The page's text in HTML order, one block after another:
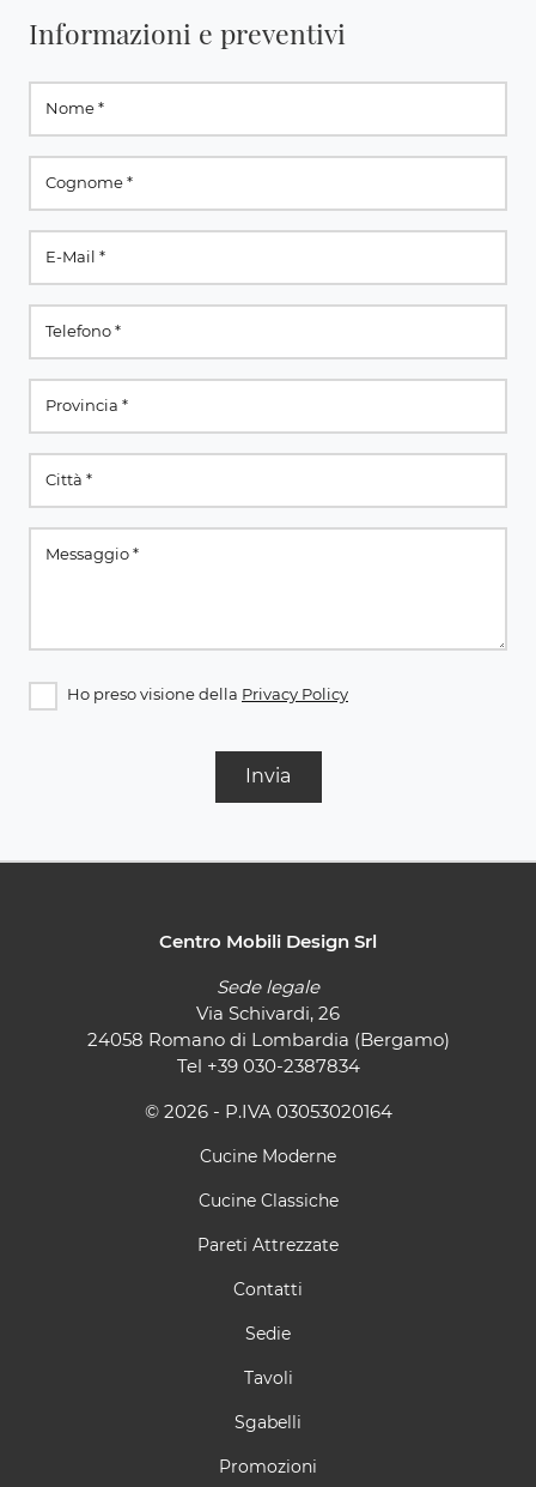
Informazioni e preventivi
Ho preso visione della Privacy Policy
Invia
Centro Mobili Design Srl
Sede legale
Via Schivardi, 26
24058 Romano di Lombardia (Bergamo)
Tel +39 030-2387834
© 2026 - P.IVA 03053020164
Cucine Moderne
Cucine Classiche
Pareti Attrezzate
Contatti
Sedie
Tavoli
Sgabelli
Promozioni